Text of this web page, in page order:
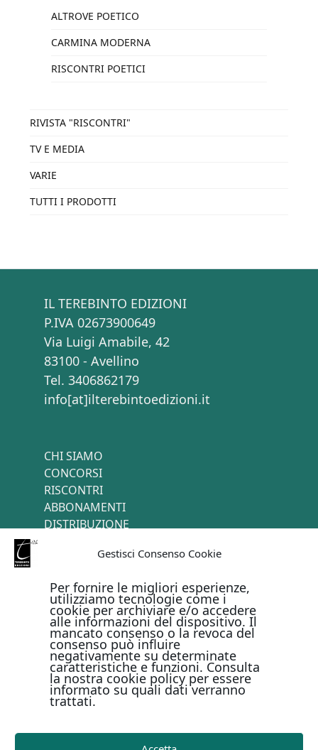
Gestisci Consenso Cookie
Per fornire le migliori esperienze,
utilizziamo tecnologie come i
cookie per archiviare e/o accedere
alle informazioni del dispositivo. Il
mancato consenso o la revoca del
consenso può influire
negativamente su determinate
caratteristiche e funzioni. Consulta
la nostra cookie policy per essere
informato su quali dati verranno
trattati.
ALTROVE POETICO
CARMINA MODERNA
RISCONTRI POETICI
RIVISTA "RISCONTRI"
TV E MEDIA
VARIE
TUTTI I PRODOTTI
IL TEREBINTO EDIZIONI
P.IVA 02673900649
Via Luigi Amabile, 42
83100 - Avellino
Tel. 3406862179
info[at]ilterebintoedizioni.it
CHI SIAMO
CONCORSI
RISCONTRI
ABBONAMENTI
DISTRIBUZIONE
PAGAMENTI ONLINE CON
Metodi di pagamento